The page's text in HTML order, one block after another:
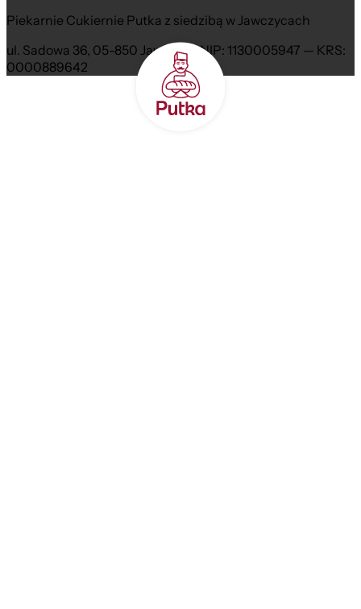
Piekarnie Cukiernie Putka z siedzibą w Jawczycach
ul. Sadowa 36, 05-850 Jawczyce NIP: 1130005947 — KRS:
0000889642